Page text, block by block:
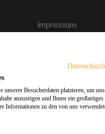
Impressum
Sicheres Einkaufen
unserer Besucherdaten platzieren, um
anzuzeigen und Ihnen ein großartiges
Informationen zu den von uns